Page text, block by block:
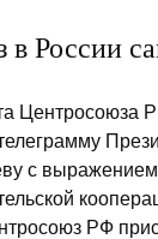
в России
Центросоюза
с выражением
РФ